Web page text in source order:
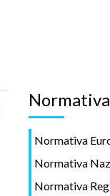
Normativa
Normativa
Normativa
Normativa